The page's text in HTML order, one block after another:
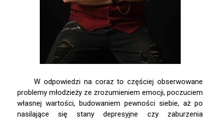
Pomoc psychologiczno-
pedagogiczna
Kontakt
Szukaj
Szukaj
W odpowiedzi na coraz to częściej obserwowane
problemy młodzieży ze zrozumieniem emocji, poczuciem
własnej wartości, budowaniem pewności siebie, aż po
nasilające się stany depresyjne czy zaburzenia